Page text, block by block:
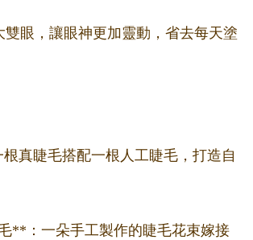
雙眼，讓眼神更加靈動，省去每天塗
根真睫毛搭配一根人工睫毛，打造自
**：一朵手工製作的睫毛花束嫁接